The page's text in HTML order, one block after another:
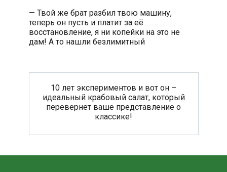
— Твой же брат разбил твою машину,
теперь он пусть и платит за её
восстановление, я ни копейки на это не
дам! А то нашли безлимитный
10 лет экспериментов и вот он –
идеальный крабовый салат, который
перевернет ваше представление о
классике!